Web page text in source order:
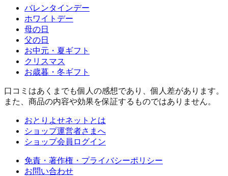
バレンタインデー
ホワイトデー
母の日
父の日
お中元・夏ギフト
クリスマス
お歳暮・冬ギフト
口コミはあくまでも個人の感想であり、個人差があります。
また、商品の内容や効果を保証するものではありません。
おとりよせネットとは
ショップ運営者さまへ
ショップ会員ログイン
免責・著作権・プライバシーポリシー
お問い合わせ